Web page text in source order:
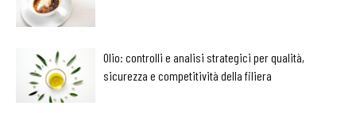
Olio: controlli e analisi strategici per qualità,
sicurezza e competitività della filiera